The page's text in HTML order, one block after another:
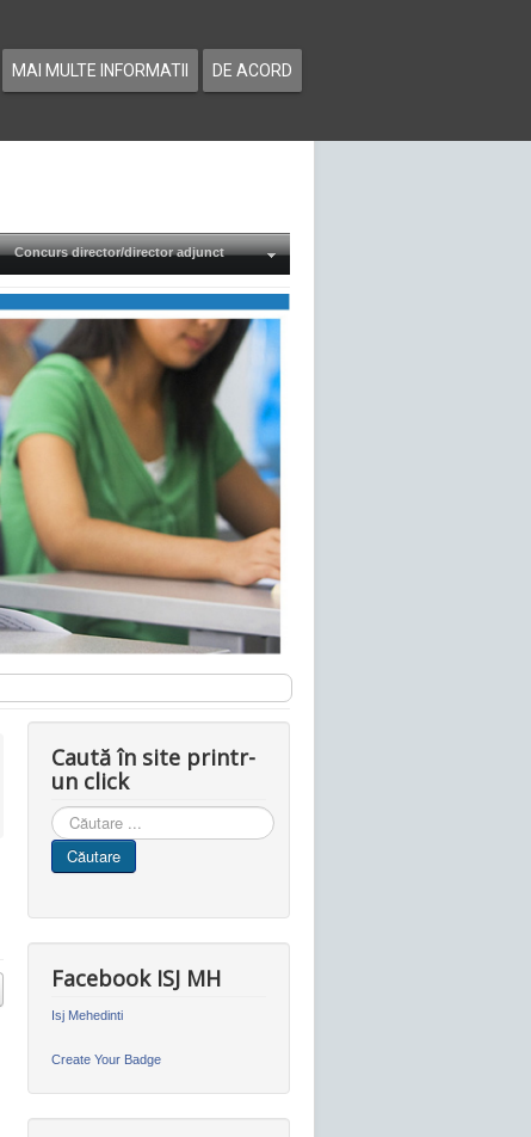
MAI MULTE INFORMATII DE ACORD
Concurs director/director adjunct
Caută în site printr-
un click
Cauta
in
site
Căutare
Facebook ISJ MH
Isj Mehedinti
Create Your Badge